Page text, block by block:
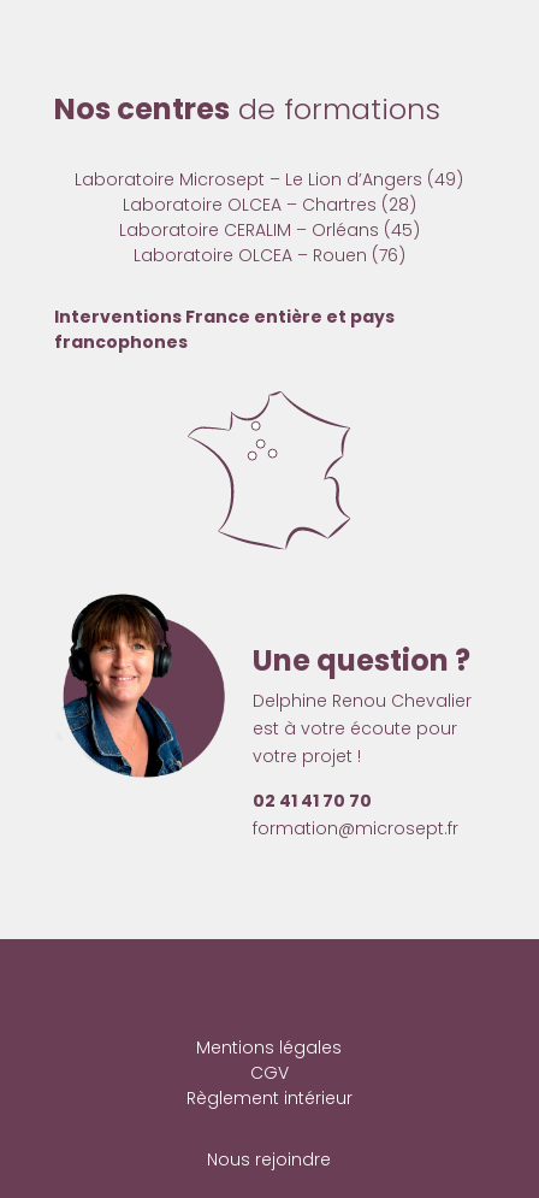
Nos centres de formations
Laboratoire Microsept – Le Lion d’Angers (49)
Laboratoire OLCEA – Chartres (28)
Laboratoire CERALIM – Orléans (45)
Laboratoire OLCEA – Rouen (76)
Interventions France entière et pays
francophones
Une question ?
Delphine Renou Chevalier
est à votre écoute pour
votre projet !
02 41 41 70 70
formation@microsept.fr
Mentions légales
CGV
Règlement intérieur
Nous rejoindre